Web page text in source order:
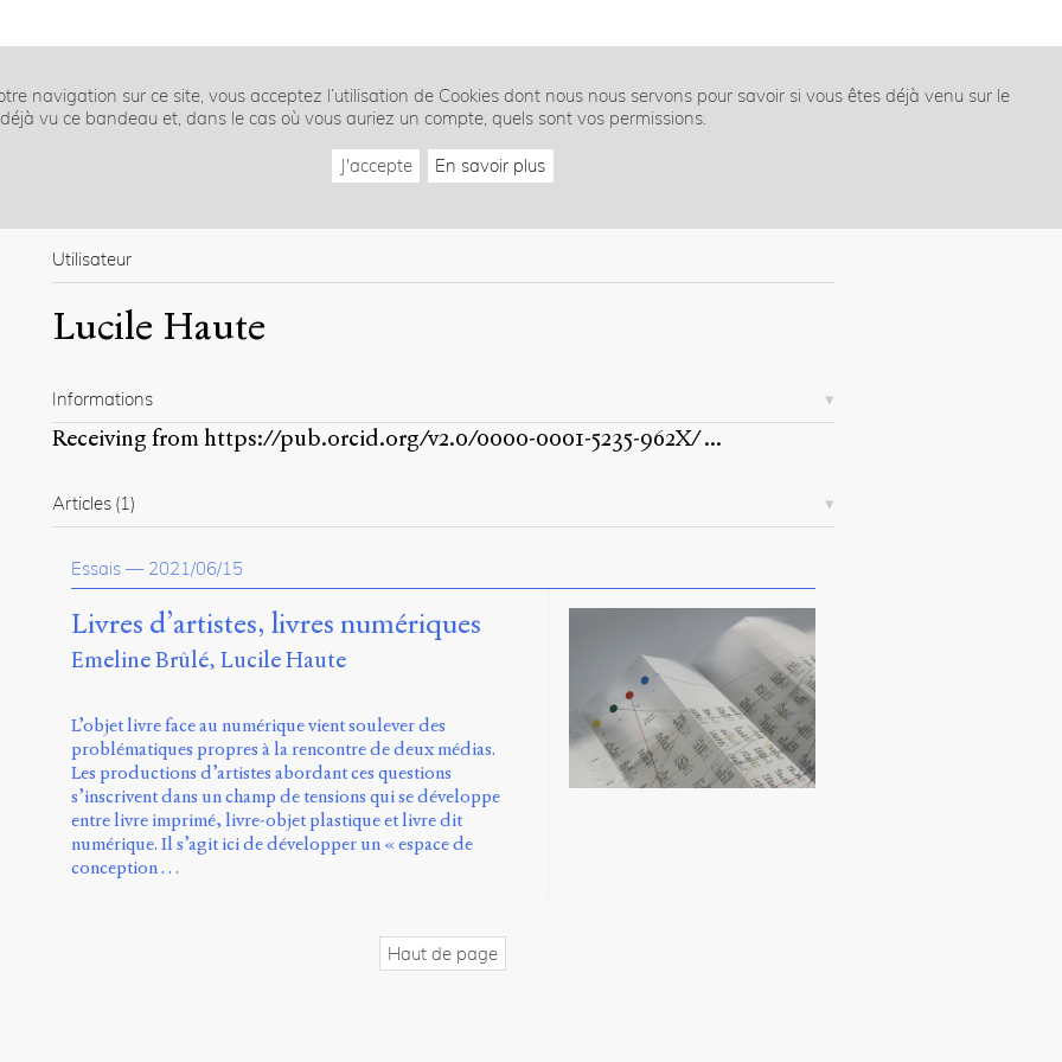
navigation sur ce site, vous acceptez l’utilisation de Cookies dont nous nous servons pour savoir si vous êtes déjà venu sur le
vu ce bandeau et, dans le cas où vous auriez un compte, quels sont vos permissions.
J'accepte En savoir plus
Utilisateur
Lucile Haute
Informations
Receiving fromhttps://pub.orcid.org/v2.0/0000-0001-5235-962X/...
Articles (1)
Essais — 2021/06/15
Livres d’artistes, livres numériques
Emeline Brûlé Lucile Haute
L’objet livre face au numérique vient soulever des
problématiques propres à la rencontre de deux médias.
Les productions d’artistes abordant ces questions
s’inscrivent dans un champ de tensions qui se développe
entre livre imprimé, livre-objet plastique et livre dit
numérique. Il s’agit ici de développer un « espace de
conception …
Haut de page